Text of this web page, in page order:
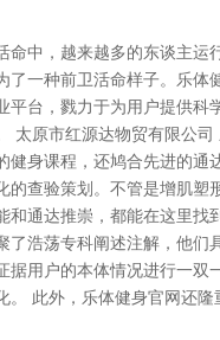
命中，越来越多的东谈主运
了一种前卫活命样子。乐体
平台，戮力于为用户提供科
太原市红源达物贸有限公司
健身课程，还鸠合先进的通
的查验策划。不管是增肌塑
和通达推崇，都能在这里找
了浩荡专科阐述注解，他们
据用户的本体情况进行一双
。 此外，乐体健身官网还隆